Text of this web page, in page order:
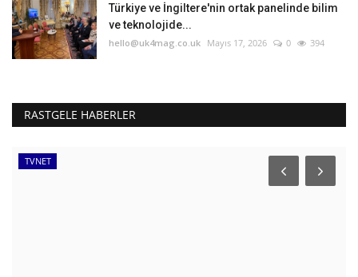
Türkiye ve İngiltere'nin ortak panelinde bilim
ve teknolojide...
hello@uk4mag.co.uk Mayıs 17, 2026 0 394
RASTGELE HABERLER
TVNET